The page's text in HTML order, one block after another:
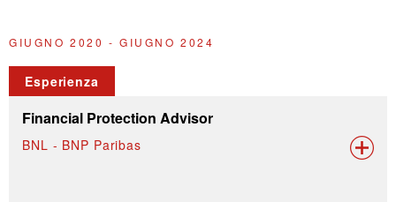
GIUGNO 2020 - GIUGNO 2024
Esperienza
Financial Protection Advisor
BNL - BNP Paribas